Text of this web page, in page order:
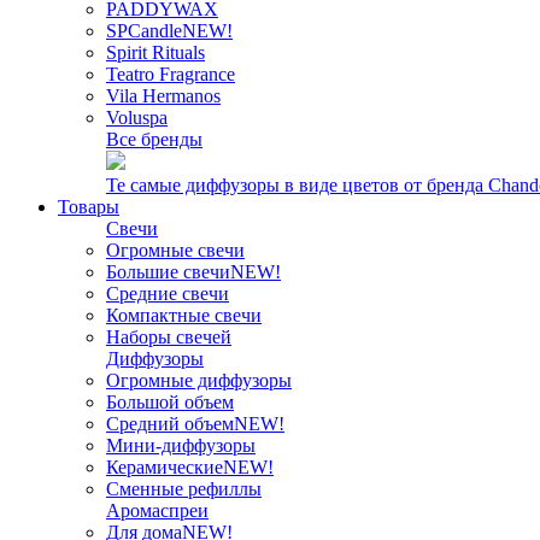
PADDYWAX
SPCandleNEW!
Spirit Rituals
Teatro Fragrance
Vila Hermanos
Voluspa
Все бренды
Те самые диффузоры в виде цветов от бренда
Товары
Свечи
Огромные свечи
Большие свечиNEW!
Средние свечи
Компактные свечи
Наборы свечей
Диффузоры
Огромные диффузоры
Большой объем
Средний объемNEW!
Мини-диффузоры
КерамическиеNEW!
Сменные рефиллы
Аромаспреи
Для домаNEW!